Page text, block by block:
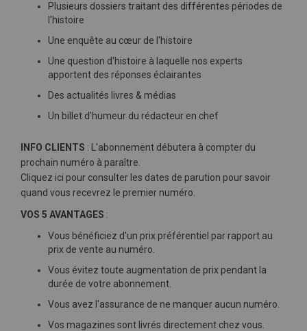
Plusieurs dossiers traitant des différentes périodes de
l'histoire
Une enquête au cœur de l'histoire
Une question d'histoire à laquelle nos experts
apportent des réponses éclairantes
Des actualités livres & médias
Un billet d'humeur du rédacteur en chef
INFO CLIENTS : L'abonnement débutera à compter du
prochain numéro à paraître.
Cliquez ici pour consulter les dates de parution pour savoir
quand vous recevrez le premier numéro.
VOS 5 AVANTAGES :
Vous bénéficiez d'un prix préférentiel par rapport au
prix de vente au numéro.
Vous évitez toute augmentation de prix pendant la
durée de votre abonnement.
Vous avez l'assurance de ne manquer aucun numéro.
Vos magazines sont livrés directement chez vous.